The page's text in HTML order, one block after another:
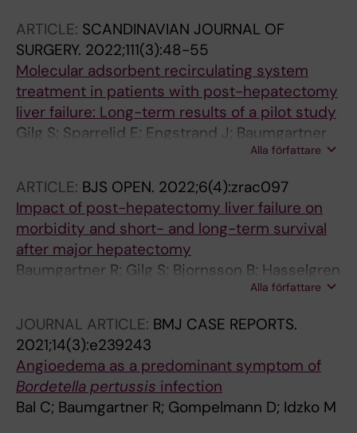
ARTICLE: SCANDINAVIAN JOURNAL OF
SURGERY. 2022;111(3):48-55
Molecular adsorbent recirculating system
treatment in patients with post-hepatectomy
liver failure: Long-term results of a pilot study
Gilg S; Sparrelid E; Engstrand J; Baumgartner
R; Nowak G; Stal P; D'Souza M; Jansson A;
Isaksson B; Jonas E; Stromberg C
Alla författare
ARTICLE: BJS OPEN. 2022;6(4):zrac097
Impact of post-hepatectomy liver failure on
morbidity and short- and long-term survival
after major hepatectomy
Baumgartner R; Gilg S; Bjornsson B; Hasselgren
K; Ghorbani P; Sauter C; Stal P; Sandstom P;
Alla författare
JOURNAL ARTICLE: BMJ CASE REPORTS.
2021;14(3):e239243
Angioedema as a predominant symptom of
Bordetella pertussis infection
Bal C; Baumgartner R; Gompelmann D; Idzko M